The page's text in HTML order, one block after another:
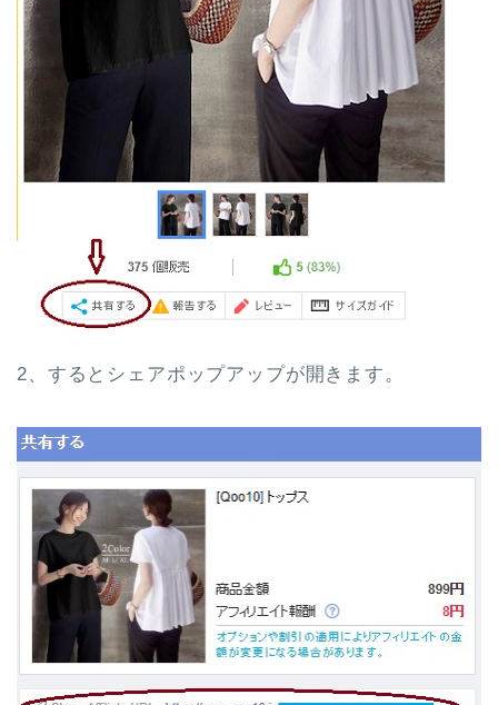
2、するとシェアポップアップが開きます。